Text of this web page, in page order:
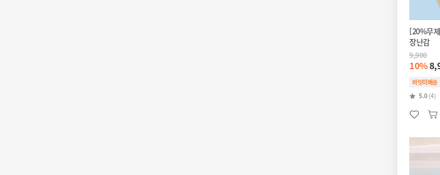
[20%무
장난감
9,900
10%
바잇미배송
5.0 (4)